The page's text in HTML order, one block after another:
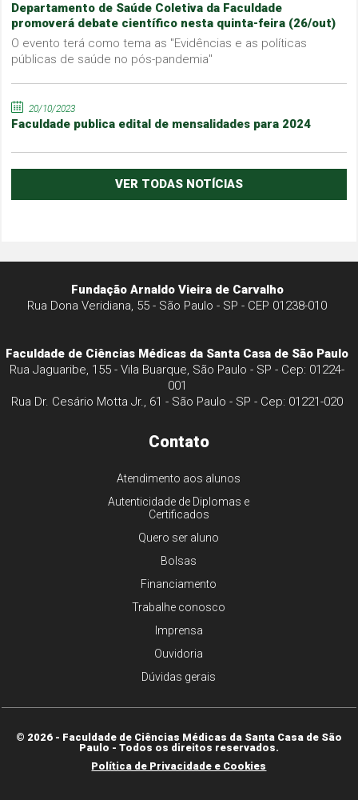
Departamento de Saúde Coletiva da Faculdade
promoverá debate científico nesta quinta-feira (26/out)
O evento terá como tema as "Evidências e as políticas
públicas de saúde no pós-pandemia"
20/10/2023
Faculdade publica edital de mensalidades para 2024
VER TODAS NOTÍCIAS
Fundação Arnaldo Vieira de Carvalho
Rua Dona Veridiana, 55 - São Paulo - SP - CEP 01238-010
Faculdade de Ciências Médicas da Santa Casa de São Paulo
Rua Jaguaribe, 155 - Vila Buarque, São Paulo - SP - Cep: 01224-
001
Rua Dr. Cesário Motta Jr., 61 - São Paulo - SP - Cep: 01221-020
Contato
Atendimento aos alunos
Autenticidade de Diplomas e
Certificados
Quero ser aluno
Bolsas
Financiamento
Trabalhe conosco
Imprensa
Ouvidoria
Dúvidas gerais
© 2026 - Faculdade de Ciências Médicas da Santa Casa de São
Paulo - Todos os direitos reservados.
Política de Privacidade e Cookies